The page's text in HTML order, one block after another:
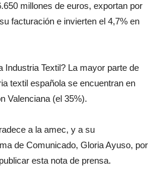
millones de euros, exportan por
facturación e invierten el 4,7% en
Industria Textil? La mayor parte de
textil española se encuentran en
Valenciana (el 35%).
a la amec, y a su
de Comunicado, Gloria Ayuso, por
esta nota de prensa.